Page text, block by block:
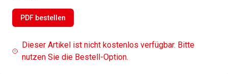
PDF bestellen
Dieser Artikel ist nicht kostenlos verfügbar. Bitte
nutzen Sie die Bestell-Option.